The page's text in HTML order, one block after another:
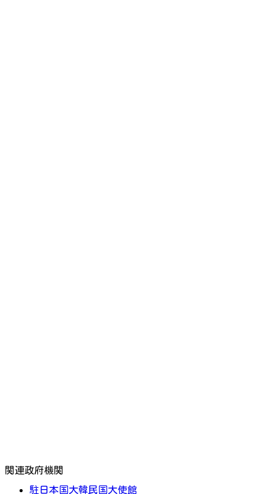
関連政府機関
駐日本国大韓民国大使館